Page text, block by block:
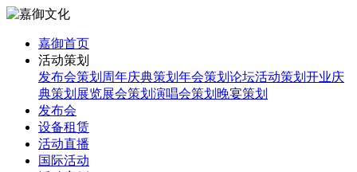
嘉御首页
活动策划
发布会策划 周年庆典策划 年会策划 论坛活动策划 开业庆
典策划 展览展会策划 演唱会策划 晚宴策划
发布会
设备租赁
活动直播
国际活动